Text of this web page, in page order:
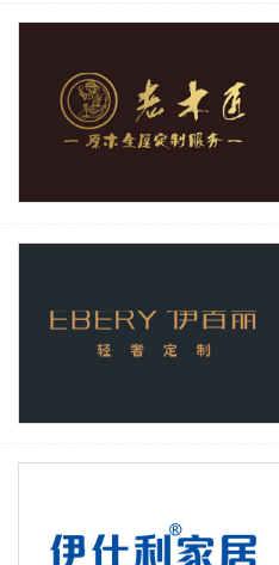
志邦厨柜股份有限公司 67491人关注
合肥市瑞俪宜家家 49240
制-北京益世美家家居有 37361人关注
咖齐聚，闪耀门展-2023中国
国际门业展览会（北京门